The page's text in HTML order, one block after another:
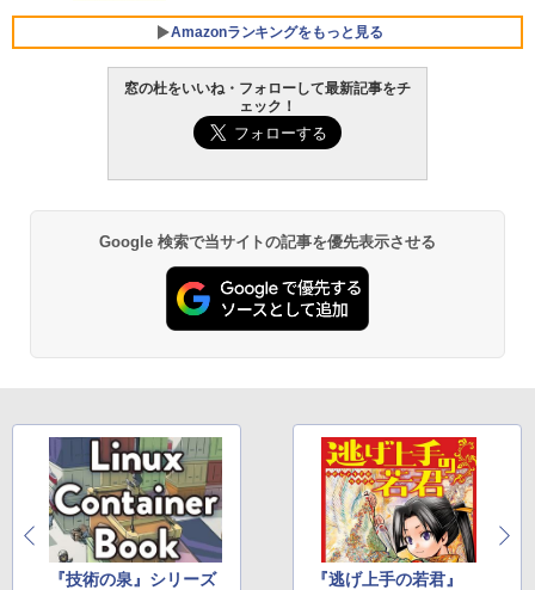
FMV ノートパソコン WE1-K3 (MS 365 P
ersonal/Copilotキー搭載/Win 11/15.6型/
Core i5/16GB/SSD 512GB/ホワイト) FM
VWK3E15W_AZ
￥119,800
Amazonランキングをもっと見る
Amazon Kindle Paperwhite (16GB) 7イ
ンチディスプレイ、色調調節ライト、12
￥27,980
Amazon Kindle - 目に優しい、かさばら
ない、大きな画面で読みやすい、6週間持
書籍リーダー、ブラック、16GB、広告な
￥19,980
Kindle Paperwhite シグニチャーエディ
ション (32GB) 7インチディスプレイ、明
るさ自動調整、色調調節ライト、12週間
持続バッテリー、広告なし、メタリック
ブラック
窓の杜をいいね・フォローして最新記事をチ
ェック！
Google 検索で当サイトの記事を優先表示させる
『技術の泉』シリーズ
『逃げ上手の若君』